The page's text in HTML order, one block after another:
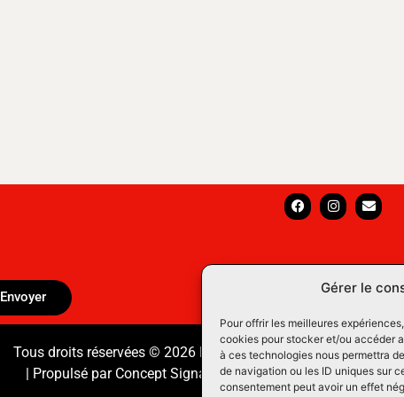
Gérer le
Pour offrir les meilleures
cookies pour stocker et/ou accéder
à ces technologies nous permettra
de navigation ou les ID uniques sur
consentement peut avoir un effet
Envoyer
Tous droits réservées © 2026 Équipements Équins LM
| Propulsé par Concept Signature Les Pros du Web